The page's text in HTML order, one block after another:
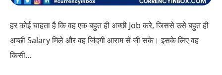
हर कोई चाहता है कि वह एक बहुत ही अच्छी Job करे, जिससे उसे बहुत ही
अच्छी Salary मिले और वह जिंदगी आराम से जी सके। इसके लिए वह
किसी...